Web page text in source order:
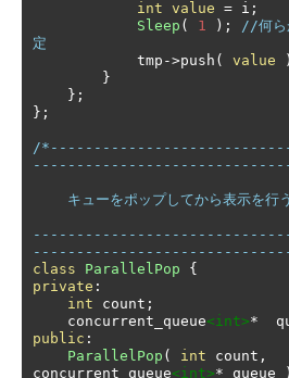
int value = i ;
Sleep ( 1 );
//何ら
定
            tmp
->push ( value
}
};
};
/
class
ParallelPop
{
private :
int count ;
    concurrent_queue
<int>*
public :
ParallelPop ( int count ,
concurrent_queue<int>* queue )